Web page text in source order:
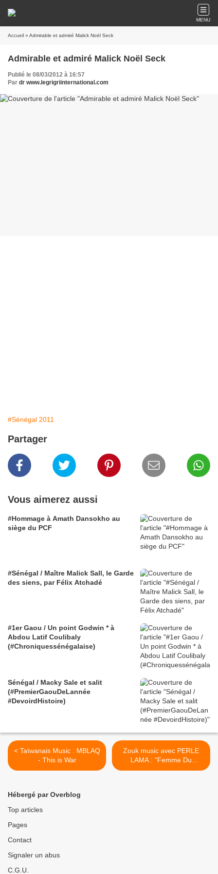
MENU
Accueil » Admirable et admiré Malick Noël Seck
Admirable et admiré Malick Noël Seck
Publié le 08/03/2012 à 16:57
Par dr www.legrigriinternational.com
#Sénégal 2011
Partager
Vous aimerez aussi
#Hommage à Amath Dansokho au
siège du PCF
#Sénégal / Maître Malick Sall, le Garde
des siens, par Félix Atchadé
#1er Gaou / Un point Godwin * à
Abdou Latif Coulibaly
(#Chroniquessénégalaise)
Sénégal / Macky Sale et salit
(#PremierGaouDeLannée
#DevoirdHistoire)
< Taïwanais Music : MBLAQ
- This is War
Zouk music avec PERLE
LAMA : "Femme Du
Monde"... >
Hébergé par Overblog
Top articles
Pages
Contact
Signaler un abus
C.G.U.